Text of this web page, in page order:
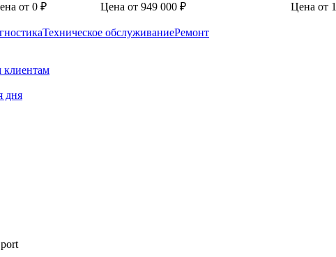
от 0 ₽
Цена от 949 000 ₽
Цена от
Техническое обслуживаниеРемонт
дня